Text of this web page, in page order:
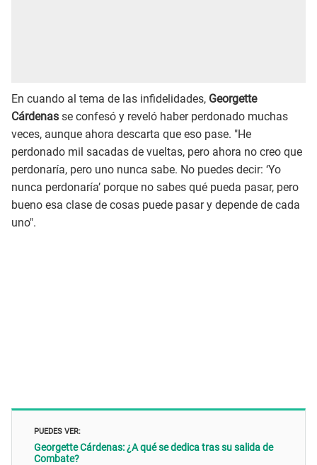
En cuando al tema de las infidelidades, Georgette
Cárdenas se confesó y reveló haber perdonado muchas
veces, aunque ahora descarta que eso pase. "He
perdonado mil sacadas de vueltas, pero ahora no creo que
perdonaría, pero uno nunca sabe. No puedes decir: ‘Yo
nunca perdonaría’ porque no sabes qué pueda pasar, pero
bueno esa clase de cosas puede pasar y depende de cada
uno".
PUEDES VER:
Georgette Cárdenas: ¿A qué se dedica tras su salida de
Combate?